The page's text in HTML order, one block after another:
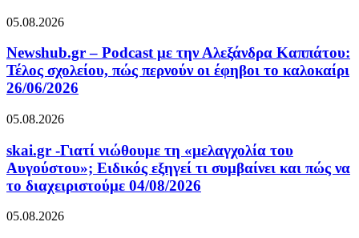
05.08.2026
Newshub.gr – Podcast με την Αλεξάνδρα Καππάτου:
Τέλος σχολείου, πώς περνούν οι έφηβοι το καλοκαίρι
26/06/2026
05.08.2026
skai.gr -Γιατί νιώθουμε τη «μελαγχολία του
Αυγούστου»; Ειδικός εξηγεί τι συμβαίνει και πώς να
το διαχειριστούμε 04/08/2026
05.08.2026